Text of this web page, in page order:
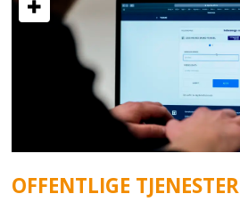
OFFENTLIGE TJENESTER